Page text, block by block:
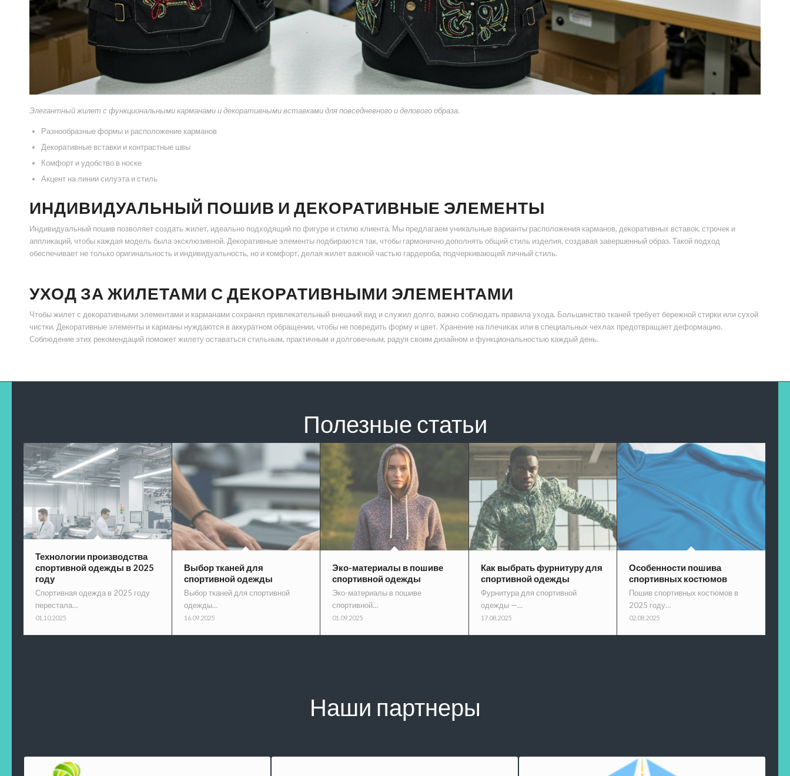
Элегантный жилет с функциональными карманами и декоративными вставками для повседневного и делового образа.
Разнообразные формы и расположение карманов
Декоративные вставки и контрастные швы
Комфорт и удобство в носке
Акцент на линии силуэта и стиль
ИНДИВИДУАЛЬНЫЙ ПОШИВ И ДЕКОРАТИВНЫЕ ЭЛЕМЕНТЫ
Индивидуальный пошив позволяет создать жилет, идеально подходящий по фигуре и стилю клиента. Мы предлагаем уникальные варианты расположения карманов, декоративных вставок, строчек и
аппликаций, чтобы каждая модель была эксклюзивной. Декоративные элементы подбираются так, чтобы гармонично дополнять общий стиль изделия, создавая завершенный образ. Такой подход
обеспечивает не только оригинальность и индивидуальность, но и комфорт, делая жилет важной частью гардероба, подчеркивающей личный стиль.
УХОД ЗА ЖИЛЕТАМИ С ДЕКОРАТИВНЫМИ ЭЛЕМЕНТАМИ
Чтобы жилет с декоративными элементами и карманами сохранял привлекательный внешний вид и служил долго, важно соблюдать правила ухода. Большинство тканей требует бережной стирки или сухой
чистки. Декоративные элементы и карманы нуждаются в аккуратном обращении, чтобы не повредить форму и цвет. Хранение на плечиках или в специальных чехлах предотвращает деформацию.
Соблюдение этих рекомендаций поможет жилету оставаться стильным, практичным и долговечным, радуя своим дизайном и функциональностью каждый день.
Полезные статьи
Технологии производства
спортивной одежды в 2025
году
Спортивная одежда в 2025 году
перестала…
01.10.2025
Выбор тканей для
спортивной одежды
Выбор тканей для спортивной
одежды…
16.09.2025
Эко-материалы в пошиве
спортивной одежды
Эко-материалы в пошиве
спортивной…
01.09.2025
Как выбрать фурнитуру для
спортивной одежды
Фурнитура для спортивной
одежды —…
17.08.2025
Особенности пошива
спортивных костюмов
Пошив спортивных костюмов в
2025 году…
02.08.2025
Наши партнеры